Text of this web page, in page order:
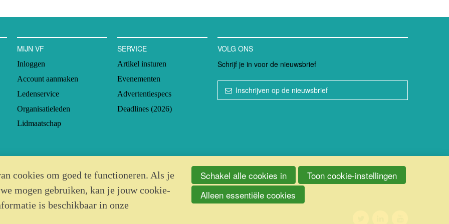
MIJN VF
Inloggen
Account aanmaken
Ledenservice
Organisatieleden
Lidmaatschap
SERVICE
Artikel insturen
Evenementen
Advertentiespecs
Deadlines (2026)
VOLG ONS
Schrijf je in voor de nieuwsbrief
Inschrijven op de nieuwsbrief
cookies om goed te functioneren. Als je
mogen gebruiken, kan je jouw cookie-
is beschikbaar in onze
Schakel alle cookies in
Toon cookie-instellingen
Alleen essentiële cookies